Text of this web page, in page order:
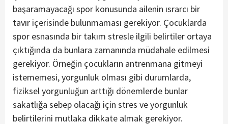
başaramayacağı spor konusunda ailenin ısrarcı bir
tavır içerisinde bulunmaması gerekiyor. Çocuklarda
spor esnasında bir takım stresle ilgili belirtiler ortaya
çıktığında da bunlara zamanında müdahale edilmesi
gerekiyor. Örneğin çocukların antrenmana gitmeyi
istememesi, yorgunluk olması gibi durumlarda,
fiziksel yorgunluğun arttığı dönemlerde bunlar
sakatlığa sebep olacağı için stres ve yorgunluk
belirtilerini mutlaka dikkate almak gerekiyor.